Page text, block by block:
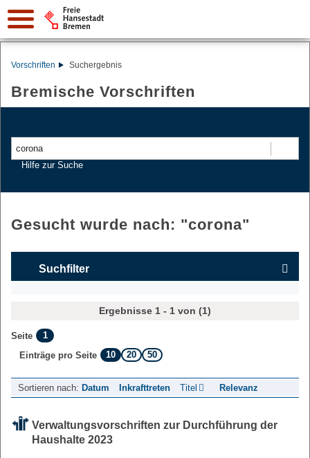
Vorschriften Suchergebnis
Bremische Vorschriften
Hilfe zur Suche
Gesucht wurde nach: "corona"
Suchfilter
Ergebnisse 1 - 1 von (1)
Seite
1
Einträge pro Seite
10 20 50
Sortieren nach: Datum Inkrafttreten Titel Relevanz
Verwaltungsvorschriften zur Durchführung der
Haushalte 2023